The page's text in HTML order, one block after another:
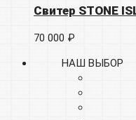
Свитер STONE
70 000 ₽
НАШ ВЫБОР